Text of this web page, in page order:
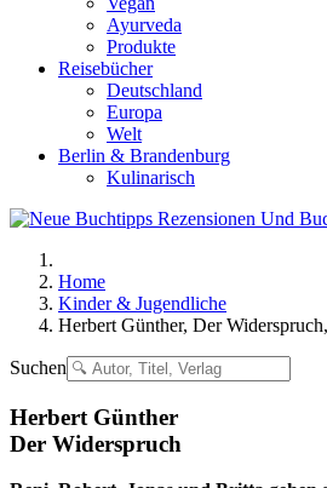
Ayurveda
Produkte
Reisebücher
Deutschland
Europa
Welt
Berlin & Brandenburg
Kulinarisch
Home
Kinder & Jugendliche
Herbert Günther, Der
Suchen
Herbert Günther
Der Widerspruch